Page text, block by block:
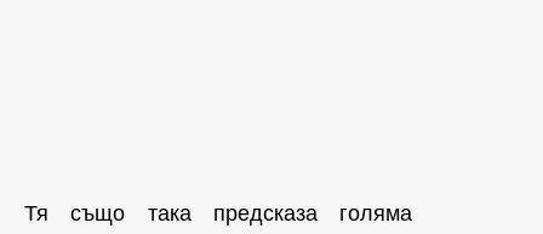
Тя също така предсказа голяма